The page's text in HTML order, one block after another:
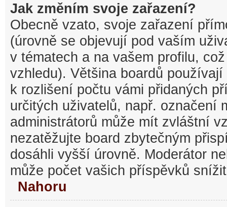
Jak změním svoje zařazení?
Obecně vzato, svoje zařazení
(úrovně se objevují pod vaším
v tématech a na vašem profilu,
vzhledu). Většina boardů
k rozlišení počtu vámi přidaných
určitých uživatelů, např. označení
administrátorů může mít zvláštní
nezatěžujte board zbytečným
dosáhli vyšší úrovně. Moderátor
může počet vašich příspěvků
Nahoru